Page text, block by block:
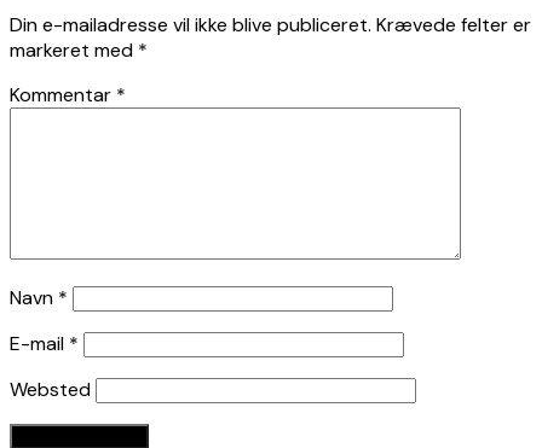
Din e-mailadresse vil ikke blive publiceret. Krævede felter er
markeret med *
Kommentar *
Navn *
E-mail *
Websted